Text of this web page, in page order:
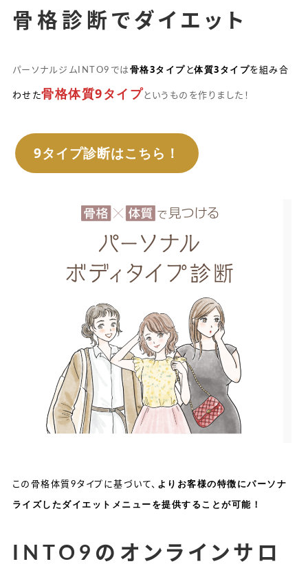
骨格診断でダイエット
パーソナルジムINTO9では 骨格3タイプ と体質3タイプを組み合
わせた骨格体質9タイプというものを作りました！
9タイプ診断はこちら！
この骨格体質9タイプに基づいて、 よりお客様の特徴にパーソナ
ライズしたダイエットメニューを提供することが可能！
INTO9のオンラインサロ